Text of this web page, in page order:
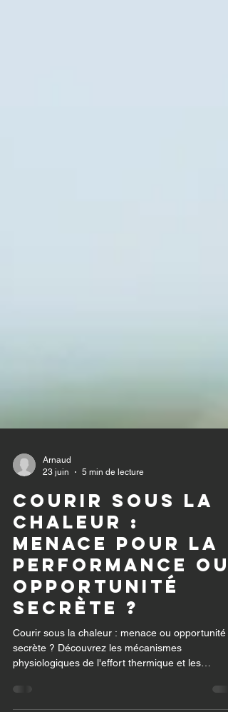
Arnaud
23 juin
5 min de lecture
Courir sous la
chaleur :
Menace pour la
performance ou
opportunité
secrète ?
secrète ? Découvrez les mécanismes
physiologiques de l'effort thermique et les